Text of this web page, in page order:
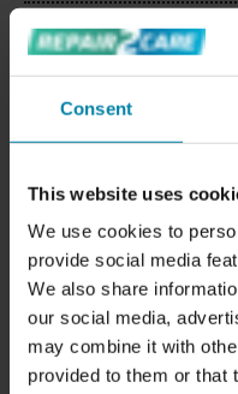
Consent
This website uses
We use cookies to
provide social media
We also share
our social media,
may combine it with
provided to them or that
360º-Inspektion
ZUSÄTZLICHE
Wir bieten an
Ihr
die Reparaturen, die vor
werden müssen. Buchen
indem Sie auf den Preis
LEASING
360º-Inspektion des